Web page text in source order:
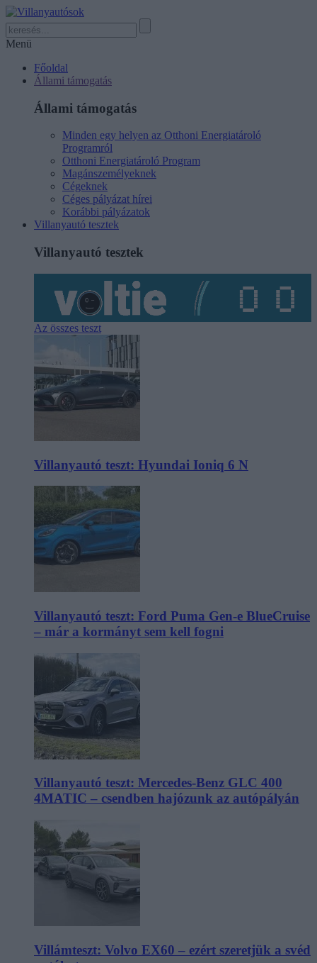
Menü
Főoldal
Állami támogatás
Állami támogatás
Minden egy helyen az Otthoni Energiatároló
Programról
Otthoni Energiatároló Program
Magánszemélyeknek
Cégeknek
Céges pályázat hírei
Korábbi pályázatok
Villanyautó tesztek
Villanyautó tesztek
Az összes teszt
Villanyautó teszt: Hyundai Ioniq 6 N
Villanyautó teszt: Ford Puma Gen-e BlueCruise
– már a kormányt sem kell fogni
Villanyautó teszt: Mercedes-Benz GLC 400
4MATIC – csendben hajózunk az autópályán
Villámteszt: Volvo EX60 – ezért szeretjük a svéd